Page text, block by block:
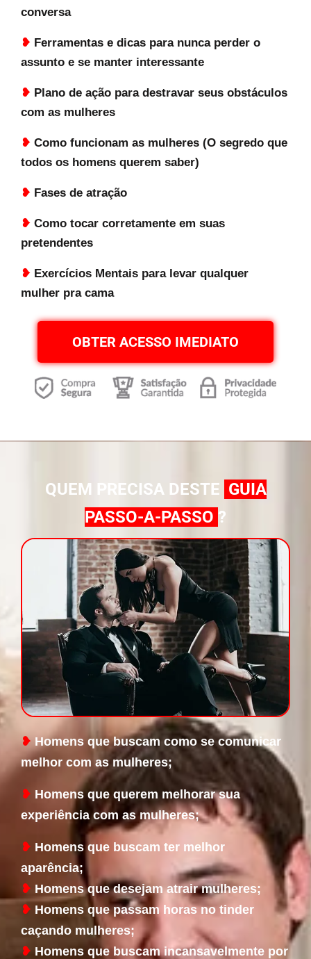
conversa
❥ Ferramentas e dicas para nunca perder o
assunto e se manter interessante
❥ Plano de ação para destravar seus obstáculos
com as mulheres
❥ Como funcionam as mulheres (O segredo que
todos os homens querem saber)
❥ Fases de atração
❥ Como tocar corretamente em suas
pretendentes
❥ Exercícios Mentais para levar qualquer
mulher pra cama
OBTER ACESSO IMEDIATO
QUEM PRECISA DESTE GUIA
PASSO-A-PASSO ?
❥ Homens que buscam como se comunicar
melhor com as mulheres;
❥ Homens que querem melhorar sua
experiência com as mulheres;
❥ Homens que buscam ter melhor
aparência;
❥ Homens que desejam atrair mulheres;
❥ Homens que passam horas no tinder
caçando mulheres;
❥ Homens que buscam incansavelmente por